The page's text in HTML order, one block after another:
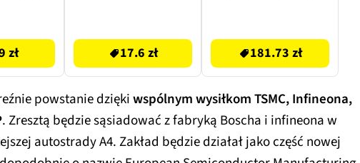
zł 17.6 zł 181.73 zł
powstanie dziękiwspólnym wysiłkom TSMC, Infineona,
. Zresztą będzie sąsiadować z fabryką Boscha i infineona w
autostrady A4. Zakład będzie działał jako część nowej